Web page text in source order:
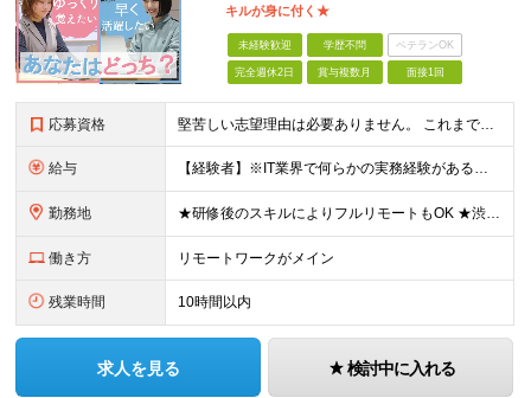
キルが身に付く★
未経験歓迎 学歴不問 ベテランOK
完全週休2日 賞与複数月 面接1回
応募資格 堅苦しい志望理由は必要ありません。 これまでの経験や経歴よりも、私たちは“これから”を重視します。 ★学歴・経歴不問 ★完全未経験OK ★社会人デビュー歓迎 ★第二新卒OK ＼当てはまる方はぜひご
給与 【経験者】※IT業界で何らかの実務経験がある方 月給35万円～＋業績賞与＋交通費＋各種手当 ※固定残業代（30時間分／6万6,610円～）を含む。超過分は追加支給。 能力やスキルを考慮し、初任給を決定
勤務地 ★研修後のスキルによりフルリモートもOK ★渋谷駅徒歩2分！100席の新しいコワーキングスペース完備 ★本社、東京都、神奈川県、埼玉県、千葉県などのプロジェクト先 【本社】 東京都渋谷区渋谷3-10
働き方 リモートワークがメイン
残業時間 10時間以内
求人を見る 検討中に入れる